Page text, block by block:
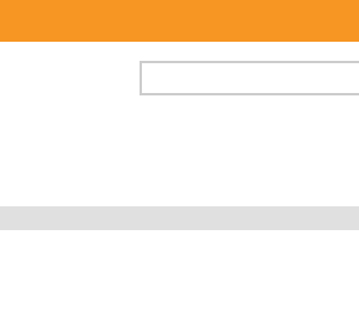
FORMULAIRE DE